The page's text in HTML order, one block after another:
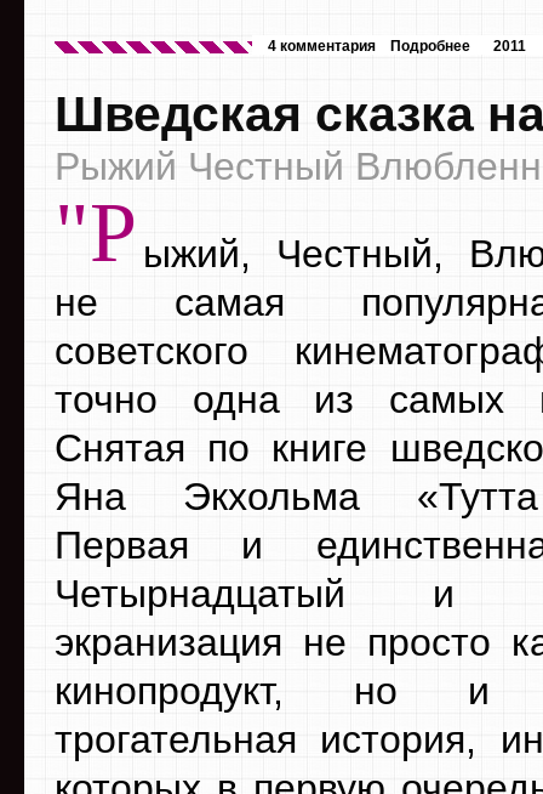
2011
4 комментария Подробнее
Шведская сказка
Рыжий Честный
"Р ыжий, Честный,
не самая
советского
точно одна из самых
Снятая по книге
Яна Экхольма
Первая и
Четырнадцатый и
экранизация не просто
кинопродукт, но
трогательная история,